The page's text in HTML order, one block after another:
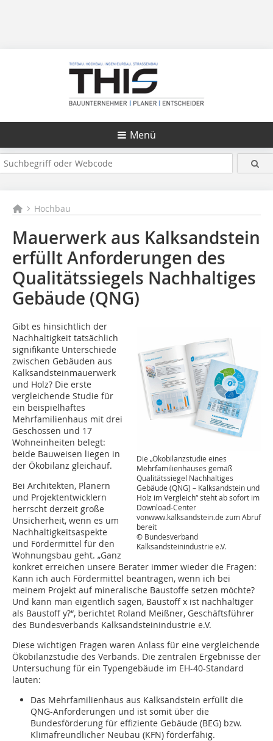
Menü
Hochbau
Mauerwerk aus Kalksandstein
erfüllt Anforderungen des
Qualitätssiegels Nachhaltiges
Gebäude (QNG)
Die „Ökobilanzstudie eines
Mehrfamilienhauses gemäß
Qualitätssiegel Nachhaltiges
Gebäude (QNG) – Kalksandstein und
Holz im Vergleich“ steht ab sofort im
Download-Center
vonwww.kalksandstein.de zum Abruf
bereit
© Bundesverband
Kalksandsteinindustrie e.V.
Gibt es hinsichtlich der
Nachhaltigkeit tatsächlich
signifikante Unterschiede
zwischen Gebäuden aus
Kalksandsteinmauerwerk
und Holz? Die erste
vergleichende Studie für
ein beispielhaftes
Mehrfamilienhaus mit drei
Geschossen und 17
Wohneinheiten belegt:
beide Bauweisen liegen in
der Ökobilanz gleichauf.
Bei Architekten, Planern
und Projektentwicklern
herrscht derzeit große
Unsicherheit, wenn es um
Nachhaltigkeitsaspekte
und Fördermittel für den
Wohnungsbau geht. „Ganz
konkret erreichen unsere Berater immer wieder die Fragen:
Kann ich auch Fördermittel beantragen, wenn ich bei
meinem Projekt auf mineralische Baustoffe setzen möchte?
Und kann man eigentlich sagen, Baustoff x ist nachhaltiger
als Baustoff y?“, berichtet Roland Meißner, Geschäftsführer
des Bundesverbands Kalksandsteinindustrie e.V.
Diese wichtigen Fragen waren Anlass für eine vergleichende
Ökobilanzstudie des Verbands. Die zentralen Ergebnisse der
Untersuchung für ein Typengebäude im EH-40-Standard
lauten:
Das Mehrfamilienhaus aus Kalksandstein erfüllt die
QNG-Anforderungen und ist somit über die
Bundesförderung für effiziente Gebäude (BEG) bzw.
Klimafreundlicher Neubau (KFN) förderfähig.